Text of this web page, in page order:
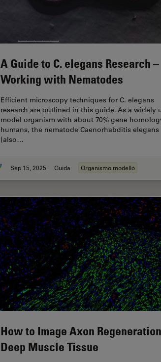
A Guide to C. elegans Research –
Working with Nematodes
Efficient microscopy techniques for C. elegans
research are outlined in this guide. As a widely
model organism with about 70% gene
humans, the nematode Caenorhabditis elegans
(also…
Sep 15, 2025 Guida Organismo modello
How to Image Axon
Deep Muscle Tissue